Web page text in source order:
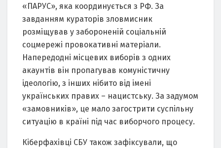
«ПАРУС», яка координується з РФ. За
завданням кураторів зловмисник
розміщував у забороненій соціальній
соцмережі провокативні матеріали.
Напередодні місцевих виборів з одних
акаунтів він пропагував комуністичну
ідеологію, з інших нібито від імені
українських правих – нацистську. За задумом
«замовників», це мало загострити суспільну
ситуацію в країні під час виборчого процесу.
Кіберфахівці СБУ також зафіксували, що